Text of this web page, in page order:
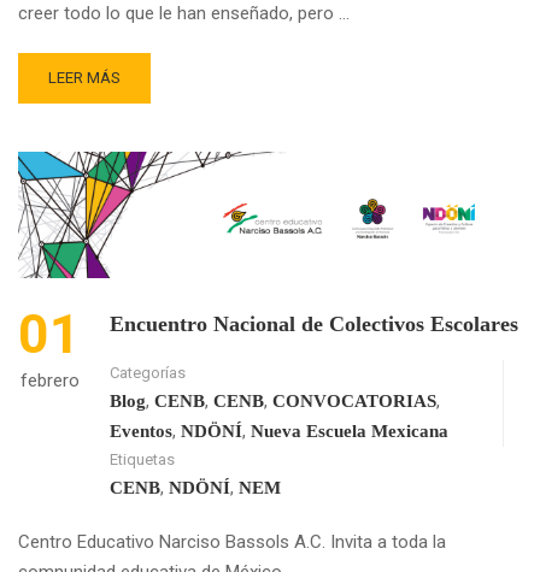
creer todo lo que le han enseñado, pero …
READ
MORE
LOS
CUADERNOS
DE
APOYO
CURRICULAR,
¿FAVORECEN
APROPIACIÓN
NEM?,
LEER MÁS
01
febrero
Encuentro Nacional de Colectivos Escolares
Categorías
Blog, CENB, CENB, CONVOCATORIAS,
Eventos, NDÖNÍ, Nueva Escuela Mexicana
Etiquetas
CENB, NDÖNÍ, NEM
Centro Educativo Narciso Bassols A.C. Invita a toda la